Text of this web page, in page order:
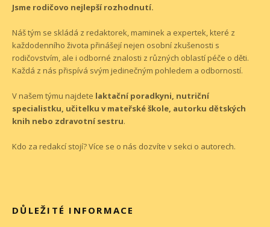
Jsme rodičovo nejlepší rozhodnutí.
Náš tým se skládá z redaktorek, maminek a expertek, které z
každodenního života přinášejí nejen osobní zkušenosti s
rodičovstvím, ale i odborné znalosti z různých oblastí péče o děti.
Každá z nás přispívá svým jedinečným pohledem a odborností.
V našem týmu najdete laktační poradkyni, nutriční
specialistku, učitelku v mateřské škole, autorku dětských
knih nebo zdravotní sestru.
Kdo za redakcí stojí? Více se o nás dozvíte v sekci o autorech.
DŮLEŽITÉ INFORMACE